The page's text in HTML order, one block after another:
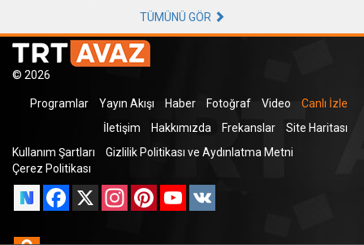
TÜMÜNÜ GÖR
© 2026
Programlar Yayın Akışı Haber Fotoğraf Video
Canlı İzle
İletişim
Hakkımızda Frekanslar
Site Haritası
Kullanım Şartları
Gizlilik Politikası ve Aydınlatma Metni
Çerez Politikası
Facebook
X InstagramPinterestYouTube